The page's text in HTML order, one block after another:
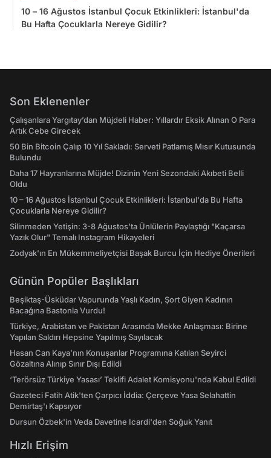
10 – 16 Ağustos İstanbul Çocuk Etkinlikleri: İstanbul'da
Bu Hafta Çocuklarla Nereye Gidilir?
Son Eklenenler
Çalışanlara Yargıtay’dan Müjdeli Haber: Yıllardır Eksik Alınan O Para
Artık Cebe Girecek
50 Bin Bitcoin Çalıp 10 Yıl Sakladı: Serveti Patlamış Mısır Kutusunda
Bulundu
Daha 17 Hayranlarına Müjde! Dizinin Yeni Sezondaki Akıbeti Belli
Oldu
10 – 16 Ağustos İstanbul Çocuk Etkinlikleri: İstanbul'da Bu Hafta
Çocuklarla Nereye Gidilir?
Silinmeden Yetişin: 3-8 Ağustos'ta Ünlülerin Paylaştığı "Kaçarsa
Yazık Olur" Temalı Instagram Hikayeleri
Zodyak'ın En Mükemmeliyetçisi Başak Burcu İçin Hediye Önerileri
Günün Popüler Başlıkları
Beşiktaş-Üsküdar Vapurunda Yaşlı Kadın, Şort Giyen Kadının
Bacağına Bastonla Vurdu!
Türkiye, Arabistan ve Pakistan Arasında Mekke Anlaşması: Birine
Yapılan Saldırı Hepsine Yapılmış Sayılacak
Hasan Can Kaya’nın Konuşanlar Programına Katılan Seyirci
Gözaltına Alınıp Sınır Dışı Edildi
‘Terörsüz Türkiye Yasası’ Teklifi Adalet Komisyonu'nda Kabul Edildi
Gazeteci Fatih Atik'ten Çarpıcı İddia: Çerçeve Yasa Selahattin
Demirtaş'ı Kapsıyor
Dursun Özbek'in Veda Davetine Icardi'den Soğuk Yanıt
Hızlı Erişim